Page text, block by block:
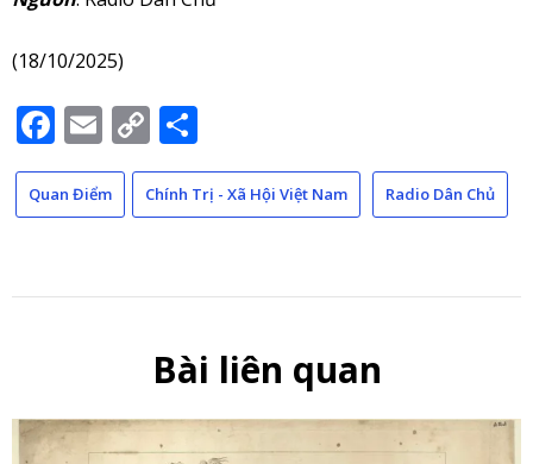
(18/10/2025)
Facebook
Email
Copy
Link
Quan Điểm Chính Trị - Xã Hội Việt Nam Radio Dân Chủ
Bài liên quan